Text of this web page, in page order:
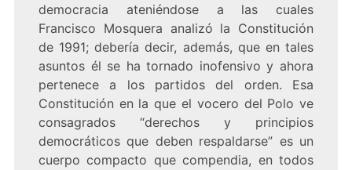
democracia ateniéndose a las cuales
Francisco Mosquera analizó la Constitución
de 1991; debería decir, además, que en tales
asuntos él se ha tornado inofensivo y ahora
pertenece a los partidos del orden. Esa
Constitución en la que el vocero del Polo ve
consagrados “derechos y principios
democráticos que deben respaldarse” es un
cuerpo compacto que compendia, en todos